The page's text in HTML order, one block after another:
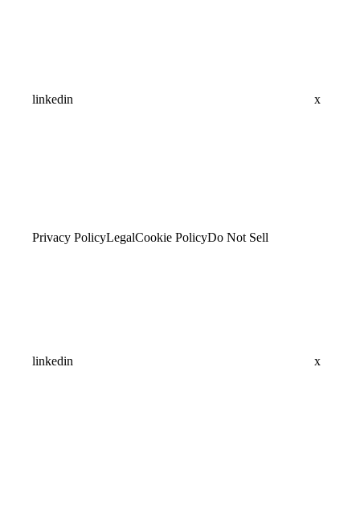
linkedin x
Privacy PolicyLegalCookie PolicyDo Not Sell
linkedin x